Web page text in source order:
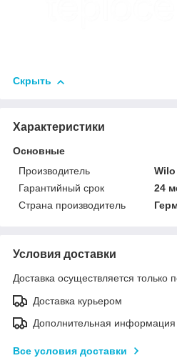
Скрыть
Характеристики
Основные
Производитель
Wilo
Гарантийный срок
24
Страна производитель
Условия доставки
Доставка осуществляется только
Доставка курьером
Дополнительная информация
Все условия доставки